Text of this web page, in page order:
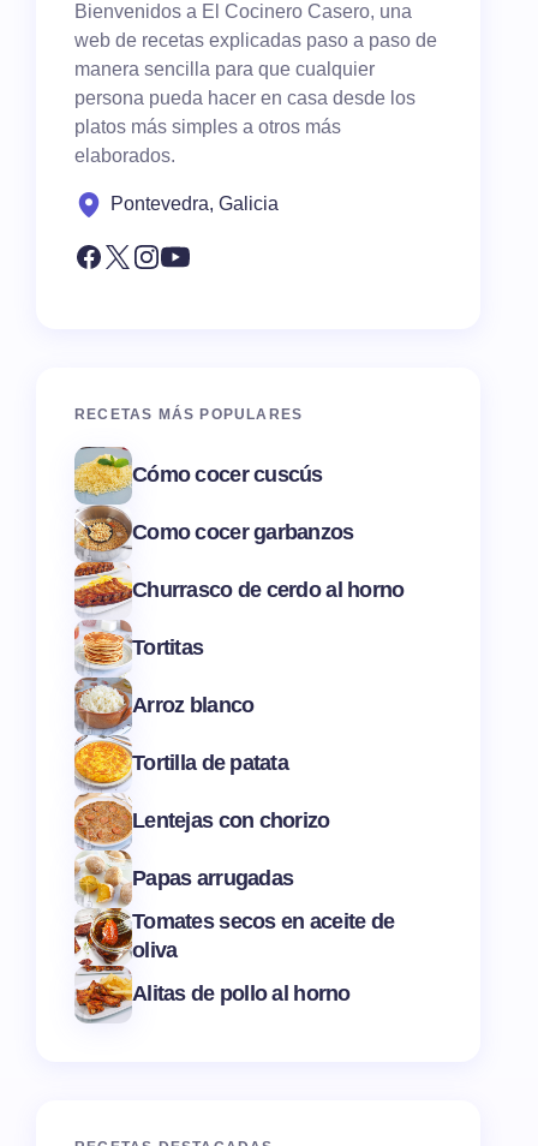
Bienvenidos a El Cocinero Casero, una
web de recetas explicadas paso a paso de
manera sencilla para que cualquier
persona pueda hacer en casa desde los
platos más simples a otros más
elaborados.
Pontevedra, Galicia
RECETAS MÁS POPULARES
Cómo cocer cuscús
Como cocer garbanzos
Churrasco de cerdo al horno
Tortitas
Arroz blanco
Tortilla de patata
Lentejas con chorizo
Papas arrugadas
Tomates secos en aceite de
oliva
Alitas de pollo al horno